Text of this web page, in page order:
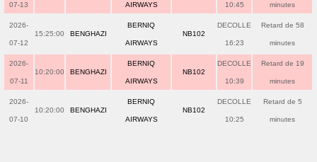
07-13 AIRWAYS 10:45 minutes
2026-
07-12
15:25:00 BENGHAZI
BERNIQ
AIRWAYS
NB102
DECOLLE
16:23
Retard de 58
minutes
2026-
07-11
10:20:00 BENGHAZI
BERNIQ
AIRWAYS
NB102
DECOLLE
10:39
Retard de 19
minutes
2026-
07-10
10:20:00 BENGHAZI
BERNIQ
AIRWAYS
NB102
DECOLLE
10:25
Retard de 5
minutes